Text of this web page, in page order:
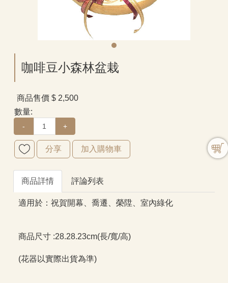
咖啡豆小森林盆栽
商品售價 $ 2,500
數量:
- +
分享 加入購物車
商品詳情 評論列表
適用於：祝賀開幕、喬遷、榮陞、室內綠化
商品尺寸 :28.28.23cm(長/寬/高)
(花器以實際出貨為準)